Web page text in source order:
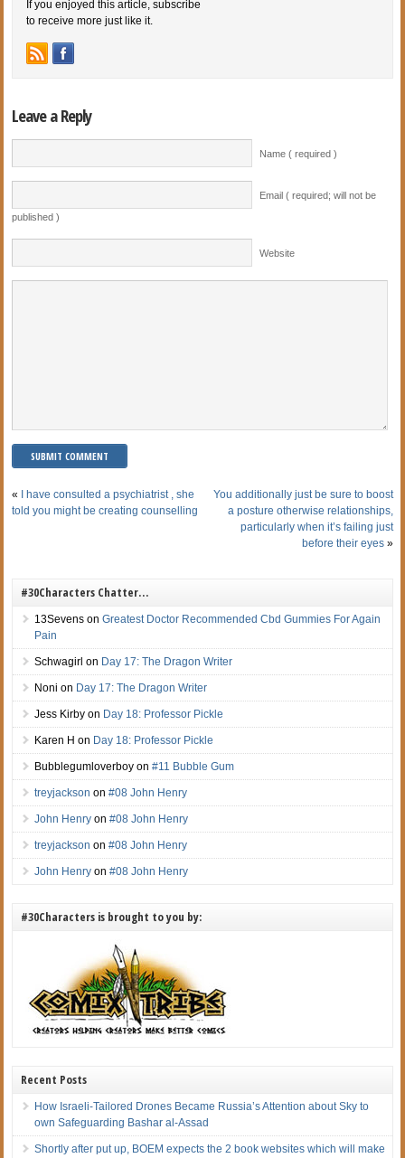
If you enjoyed this article, subscribe
to receive more just like it.
Leave a Reply
Name ( required )
Email ( required; will not be
published )
Website
«
I have consulted a psychiatrist , she
told you might be creating counselling
You additionally just be sure to boost
a posture otherwise relationships,
particularly when it’s failing just
before their eyes»
#30Characters Chatter…
13Sevens onGreatest Doctor Recommended Cbd Gummies For Again
Pain
Schwagirl on Day 17: The Dragon Writer
Noni on Day 17: The Dragon Writer
Jess Kirby on Day 18: Professor Pickle
Karen H on Day 18: Professor Pickle
Bubblegumloverboy on#11 Bubble Gum
treyjackson on#08 John Henry
John Henry on#08 John Henry
treyjackson on#08 John Henry
John Henry on#08 John Henry
#30Characters is brought to you by:
Recent Posts
How Israeli-Tailored Drones Became Russia’s Attention about Sky to
own Safeguarding Bashar al-Assad
Shortly after put up, BOEM expects the 2 book websites which will make